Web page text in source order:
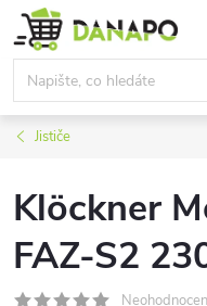
Přejít
na
obsah
Jističe
Klöckner
FAZ-S2